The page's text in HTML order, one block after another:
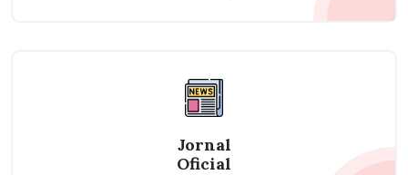
Jornal
Oficial